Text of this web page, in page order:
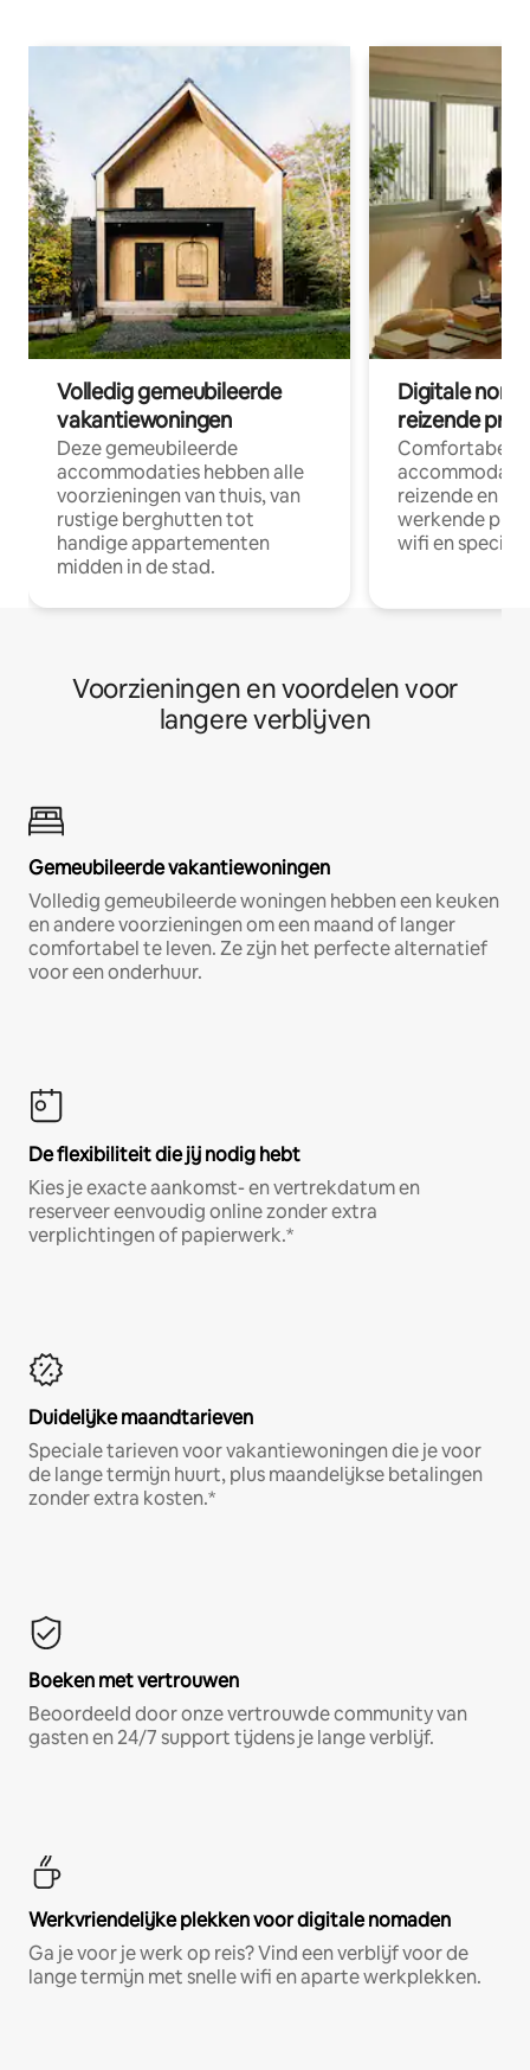
Volledig gemeubileerde
vakantiewoningen
Deze gemeubileerde
accommodaties hebben alle
voorzieningen van thuis, van
rustige berghutten tot
handige appartementen
midden in de stad.
Digitale
reizende
Comfortabele
reizende en
werkende
wifi en
Voorzieningen en voordelen voor
langere verblijven
Gemeubileerde vakantiewoningen
Volledig gemeubileerde woningen hebben een keuken
en andere voorzieningen om een maand of langer
comfortabel te leven. Ze zijn het perfecte alternatief
voor een onderhuur.
De flexibiliteit die jij nodig hebt
Kies je exacte aankomst- en vertrekdatum en
reserveer eenvoudig online zonder extra
verplichtingen of papierwerk.*
Duidelijke maandtarieven
Speciale tarieven voor vakantiewoningen die je voor
de lange termijn huurt, plus maandelijkse betalingen
zonder extra kosten.*
Boeken met vertrouwen
Beoordeeld door onze vertrouwde community van
gasten en 24/7 support tijdens je lange verblijf.
Werkvriendelijke plekken voor digitale nomaden
Ga je voor je werk op reis? Vind een verblijf voor de
lange termijn met snelle wifi en aparte werkplekken.